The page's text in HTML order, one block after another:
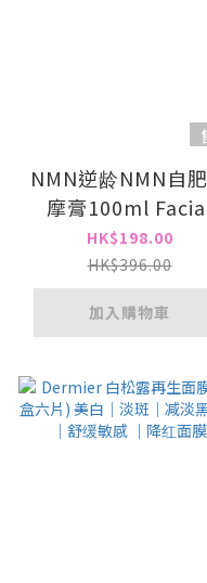
NMN逆龄NMN自
摩膏100ml
massage 面部按摩
走毒素 有助疏通淋
促進血液循環 改
部浮腫瘦面 提升眼
HK$198.00
HK$396.00
加入購物車